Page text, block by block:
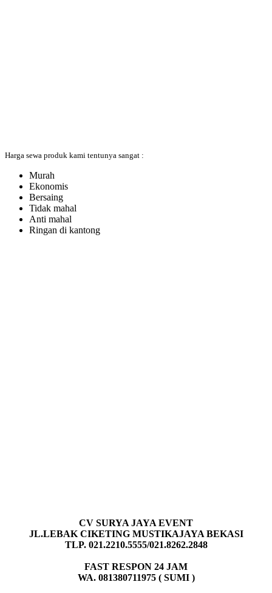
Harga sewa produk kami tentunya sangat :
Murah
Ekonomis
Bersaing
Tidak mahal
Anti mahal
Ringan di kantong
CV SURYA JAYA EVENT
JL.LEBAK CIKETING MUSTIKAJAYA BEKASI
TLP. 021.2210.5555/021.8262.2848
FAST RESPON 24 JAM
WA. 081380711975 ( SUMI )